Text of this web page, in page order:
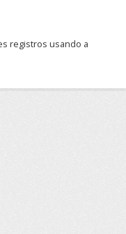
registros usando a